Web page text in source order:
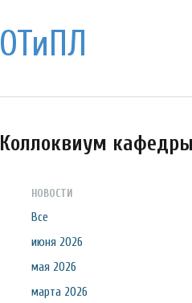
ОТиПЛ
Коллоквиум
НОВОСТИ
Все
июня 2026
мая 2026
марта 2026